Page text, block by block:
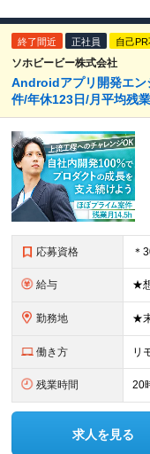
終了間近 正社員 自己
ソホビービー株式会社
Androidアプリ開発エン
件/年休123日/月平均残
応募資格
給与
勤務地
働き方 リ
残業時間 20
求人を見る